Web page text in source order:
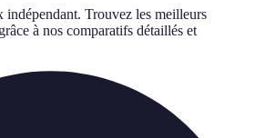
indépendant. Trouvez les meilleurs
à nos comparatifs détaillés et